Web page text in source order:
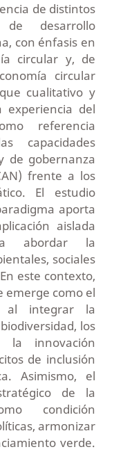
de distintos
de desarrollo
con énfasis en
circular y, de
circular
cualitativo y
experiencia del
referencia
capacidades
de gobernanza
frente a los
El estudio
aporta
aislada
abordar la
sociales
este contexto,
emerge como el
al integrar la
los
la innovación
de inclusión
Asimismo, el
de la
condición
armonizar
verde.